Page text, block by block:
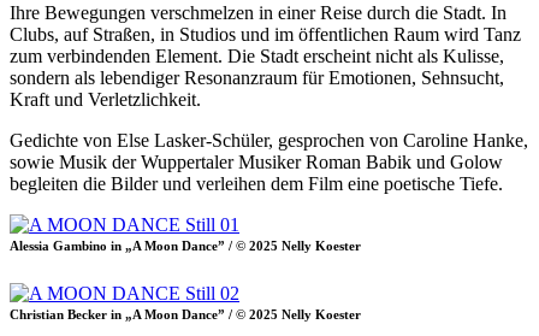
Ihre Bewegungen verschmelzen in einer Reise durch die Stadt. In
Clubs, auf Straßen, in Studios und im öffentlichen Raum wird Tanz
zum verbindenden Element. Die Stadt erscheint nicht als Kulisse,
sondern als lebendiger Resonanzraum für Emotionen, Sehnsucht,
Kraft und Verletzlichkeit.
Gedichte von Else Lasker-Schüler, gesprochen von Caroline Hanke,
sowie Musik der Wuppertaler Musiker Roman Babik und Golow
begleiten die Bilder und verleihen dem Film eine poetische Tiefe.
Alessia Gambino in „A Moon Dance” / © 2025 Nelly Koester
Christian Becker in „A Moon Dance” / © 2025 Nelly Koester